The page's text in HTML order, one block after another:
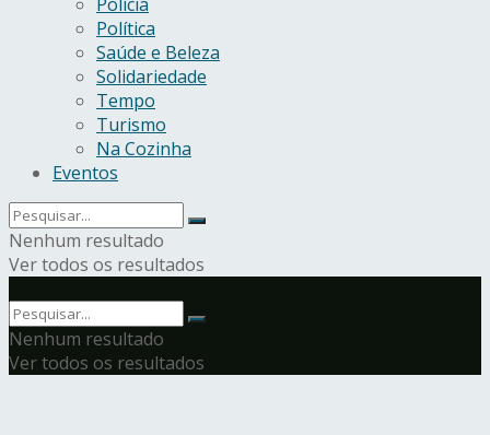
Política
Saúde e Beleza
Solidariedade
Tempo
Turismo
Na Cozinha
Eventos
Nenhum resultado
Ver todos os resultados
Nenhum resultado
Ver todos os resultados